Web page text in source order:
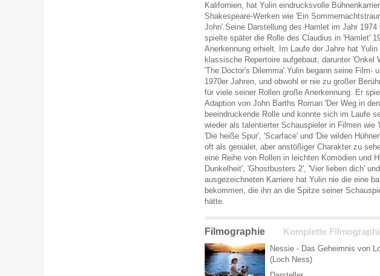
Kalifornien, hat Yulin eindrucksvolle
Shakespeare-Werken wie 'Ein
John'.Seine Darstellung des Hamlet im Jahr 1974
spielte später die Rolle des Claudius in 'Hamlet'
Anerkennung erhielt. Im Laufe der Jahre hat
klassische Repertoire aufgebaut, darunter 'Onkel
'The Doctor's Dilemma'.Yulin begann seine Film-
1970er Jahren, und obwohl er nie zu großer
für viele seiner Rollen große Anerkennung. Er
Adaption von John Barths Roman 'Der Weg in
beeindruckende Rolle und konnte sich im Laufe
wieder als talentierter Schauspieler in Filmen wie
'Die heiße Spur', 'Scarface' und 'Die wilden
oft als genialer, aber anstößiger Charakter zu
eine Reihe von Rollen in leichten Komödien und
Dunkelheit', 'Ghostbusters 2', 'Vier lieben dich'
ausgezeichneten Karriere hat Yulin nie die eine
bekommen, die ihn an die Spitze seiner
hätte.
Filmographie Komplette
Nessie - Das Geheimnis von
(Loch Ness)